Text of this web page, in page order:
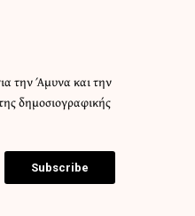
την Άμυνα και την
δημοσιογραφικής
Subscribe